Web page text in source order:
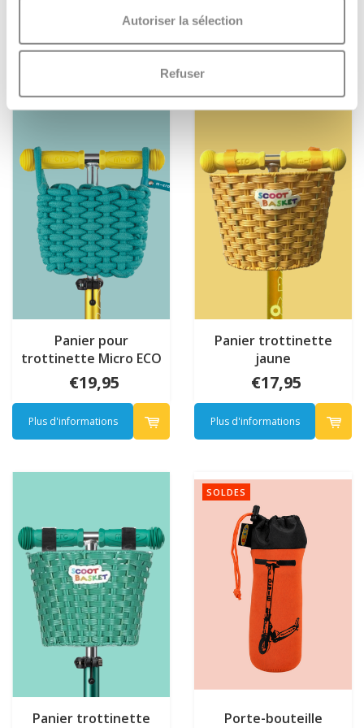
Autoriser la sélection
Refuser
€12,95
Plus d'informations
€19,95
Plus d'informations
Panier pour
trottinette Micro ECO
Vert
€19,95
Plus d'informations
Panier trottinette
jaune
€17,95
Plus d'informations
Panier trottinette
SOLDES
Porte-bouteille